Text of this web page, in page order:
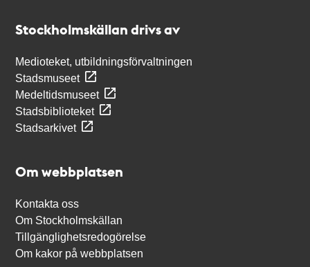
Stockholmskällan drivs av
Medioteket, utbildningsförvaltningen
Stadsmuseet
Medeltidsmuseet
Stadsbiblioteket
Stadsarkivet
Om webbplatsen
Kontakta oss
Om Stockholmskällan
Tillgänglighetsredogörelse
Om kakor på webbplatsen